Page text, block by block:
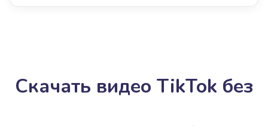
Скачать видео TikTok без